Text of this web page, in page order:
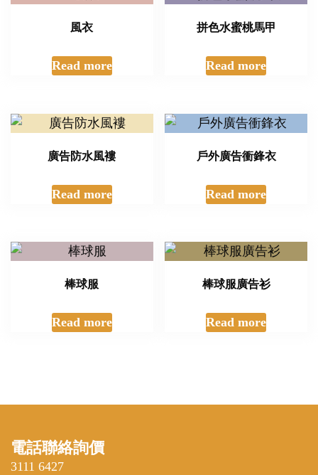
風衣
Read more
拼色水蜜桃馬甲
Read more
廣告防水風褸
Read more
戶外廣告衝鋒衣
Read more
棒球服
Read more
棒球服廣告衫
Read more
電話聯絡詢價
3111 6427